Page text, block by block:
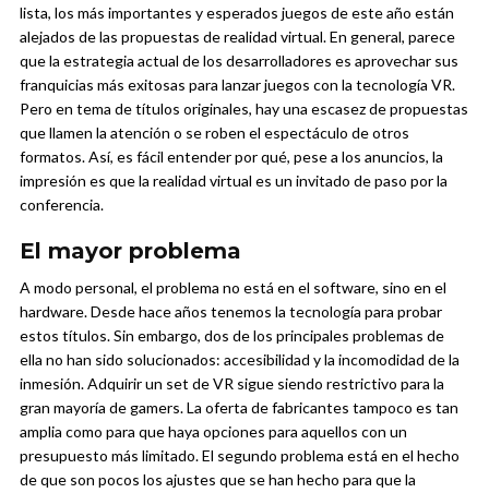
lista, los más importantes y esperados juegos de este año están
alejados de las propuestas de realidad virtual.En general, parece
que la estrategia actual de los desarrolladores es aprovechar sus
franquicias más exitosas para lanzar juegos con la tecnología VR.
Pero en tema de títulos originales, hay una escasez de propuestas
que llamen la atención o se roben el espectáculo de otros
formatos. Así, es fácil entender por qué, pese a los anuncios, la
impresión es que la realidad virtual es un invitado de paso por la
conferencia.
El mayor problema
A modo personal, el problema no está en el software, sino en el
hardware. Desde hace años tenemos la tecnología para probar
estos títulos. Sin embargo, dos de los principales problemas de
ella no han sido solucionados: accesibilidad y la incomodidad de la
inmesión.Adquirir un set de VR sigue siendo restrictivo para la
gran mayoría de gamers. La oferta de fabricantes tampoco es tan
amplia como para que haya opciones para aquellos con un
presupuesto más limitado. El segundo problema está en el hecho
de que son pocos los ajustes que se han hecho para que la